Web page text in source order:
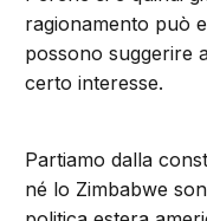
ragionamento può
possono suggerire
certo interesse.
Partiamo dalla
né lo Zimbabwe